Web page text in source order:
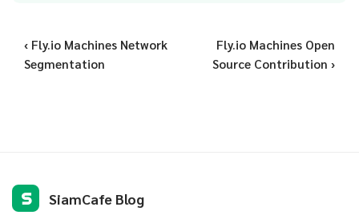
‹ Fly.io Machines Network
Segmentation
Fly.io Machines Open
Source Contribution ›
S SiamCafe Blog